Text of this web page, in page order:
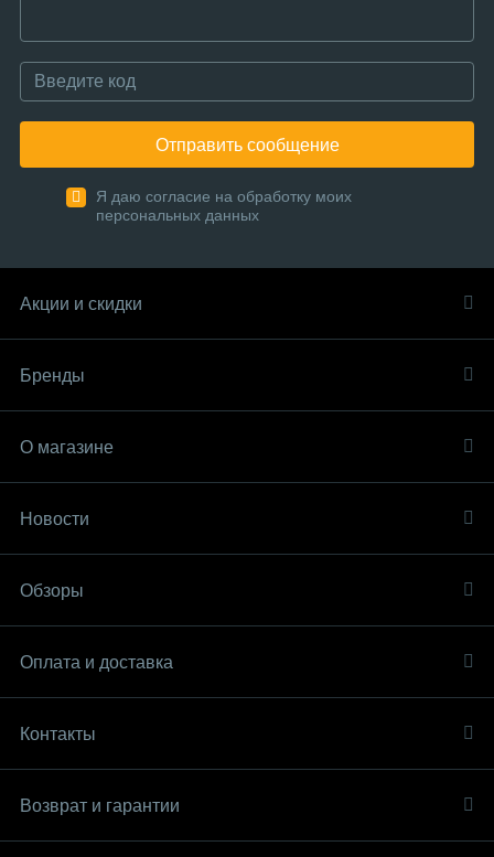
Отправить сообщение
Я даю согласие на обработку моих
персональных данных
Акции и скидки
Бренды
О магазине
Новости
Обзоры
Оплата и доставка
Контакты
Возврат и гарантии